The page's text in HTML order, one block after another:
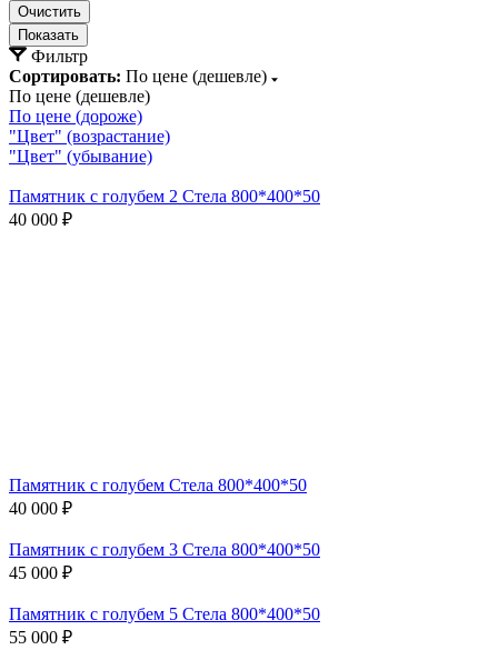
Очистить
Фильтр
Сортировать: По цене (дешевле)
По цене (дешевле)
По цене (дороже)
"Цвет" (возрастание)
"Цвет" (убывание)
Памятник с голубем 2 Стела 800*400*50
40 000 ₽
Памятник с голубем Стела 800*400*50
40 000 ₽
Памятник с голубем 3 Стела 800*400*50
45 000 ₽
Памятник с голубем 5 Стела 800*400*50
55 000 ₽